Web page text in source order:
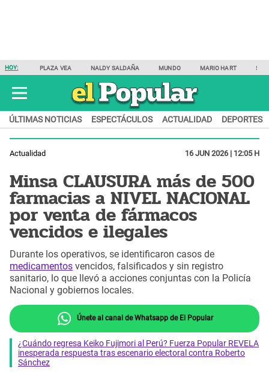
HOY: PLAZA VEA NALDY SALDAÑA MUNDO MARIO HART
ÚLTIMAS NOTICIAS ESPECTÁCULOS ACTUALIDAD DEPORTES
Actualidad 16 JUN 2026 | 12:05 H
Minsa CLAUSURA más de 500
farmacias a NIVEL NACIONAL
por venta de fármacos
vencidos e ilegales
Durante los operativos, se identificaron casos de
medicamentos vencidos, falsificados y sin registro
sanitario, lo que llevó a acciones conjuntas con la Policía
Nacional y gobiernos locales.
Únete al canal de Whatsapp de El Popular
¿Cuándo regresa Keiko Fujimori al Perú? Fuerza Popular REVELA
inesperada respuesta tras escenario electoral contra Roberto
Sánchez